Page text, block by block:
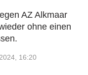
AZ Alkmaar
ohne einen
16:20